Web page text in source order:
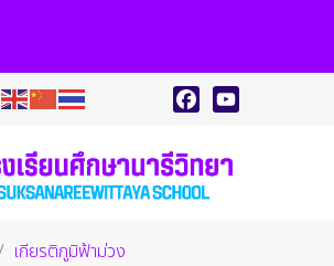
เกียรติภูมิฟ้าม่วง